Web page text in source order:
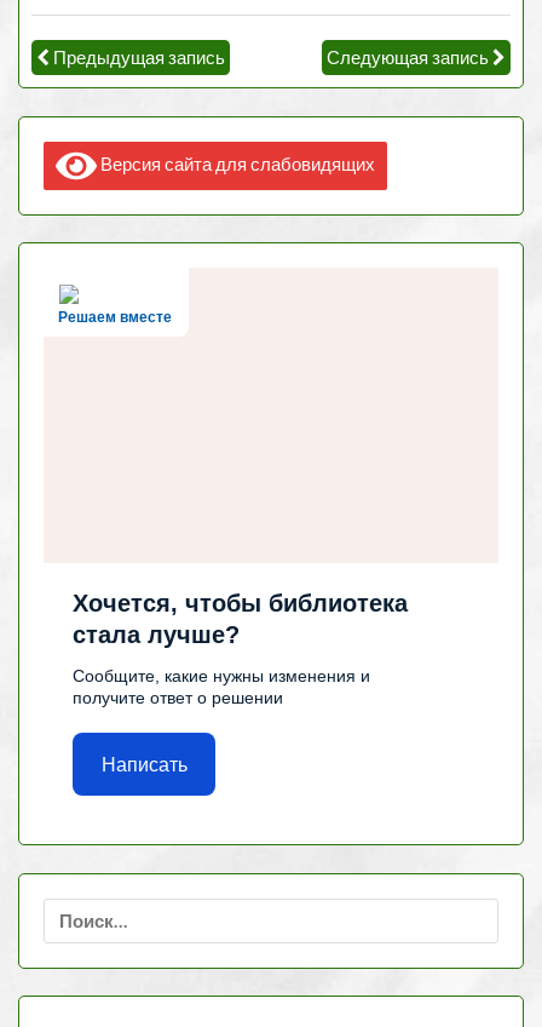
Предыдущая запись Следующая запись
Версия сайта для слабовидящих
Решаем вместе
Хочется, чтобы библиотека
стала лучше?
Сообщите, какие нужны изменения и
получите ответ о решении
Написать